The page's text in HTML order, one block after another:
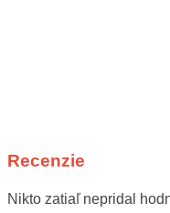
Recenzie
Nikto zatiaľ nepridal